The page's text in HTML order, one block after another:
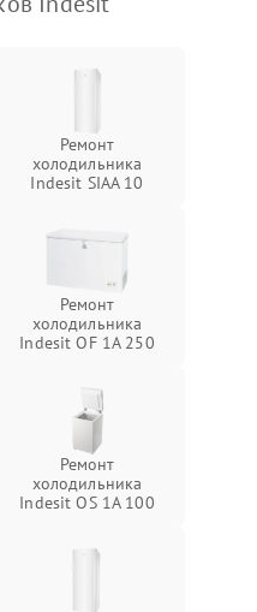
Ремонт
холодильника
Indesit SIAA 10
Ремонт
холодильника
Indesit OF 1A 250
Ремонт
холодильника
Indesit OS 1A 100